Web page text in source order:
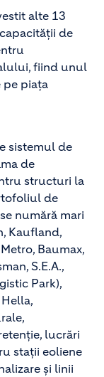
alte 13
de
fiind unul
pe piaţa
sistemul de
de
structuri la
de
numără mari
Kaufland,
Baumax,
S.E.A.,
Park),
lucrări
stații eoliene
și linii